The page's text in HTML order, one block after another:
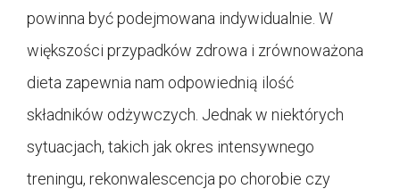
powinna być podejmowana indywidualnie. W
większości przypadków zdrowa i zrównoważona
dieta zapewnia nam odpowiednią ilość
składników odżywczych. Jednak w niektórych
sytuacjach, takich jak okres intensywnego
treningu, rekonwalescencja po chorobie czy